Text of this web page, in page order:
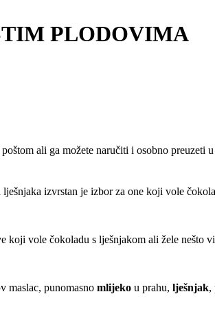
PLODOVIMA
ali ga možete naručiti i osobno preuzeti
izvrstan je izbor za one koji vole
koji vole čokoladu s lješnjakom ali žele
maslac, punomasno mlijeko u prahu, lješnjak,